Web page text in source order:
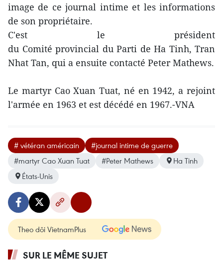
image de ce journal intime et les informations
de son propriétaire.
C'est le président
du Comité provincial du Parti de Ha Tinh, Tran
Nhat Tan, qui a ensuite contacté Peter Mathews.
Le martyr Cao Xuan Tuat, né en 1942, a rejoint
l'armée en 1963 et est décédé en 1967.-VNA
# vétéran américain
#journal intime de guerre
#martyr Cao Xuan Tuat
#Peter Mathews
Ha Tinh
États-Unis
Theo dõi VietnamPlus
SUR LE MÊME SUJET